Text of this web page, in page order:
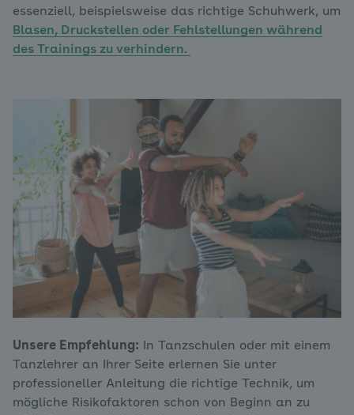
essenziell, beispielsweise das richtige Schuhwerk, um
Blasen, Druckstellen oder Fehlstellungen während
des Trainings zu verhindern.
Unsere Empfehlung: In Tanzschulen oder mit einem
Tanzlehrer an Ihrer Seite erlernen Sie unter
professioneller Anleitung die richtige Technik, um
mögliche Risikofaktoren schon von Beginn an zu